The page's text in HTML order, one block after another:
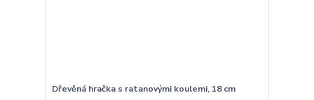
Dřevěná hračka s ratanovými koulemi, 18 cm